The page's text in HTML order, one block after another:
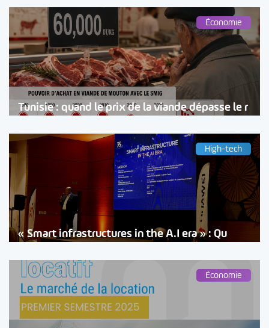
Économie
Tunisie : quand le prix de la viande dépasse le r
High-tech
« Smart infrastructures in the A.I era » : Qu
Économie